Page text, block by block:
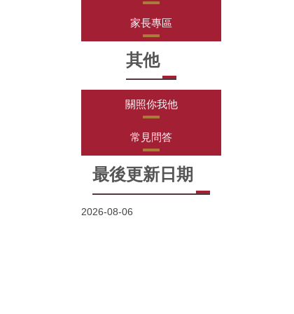
家長專區
其他
關照你我他
常見問答
最後更新日期
2026-08-06